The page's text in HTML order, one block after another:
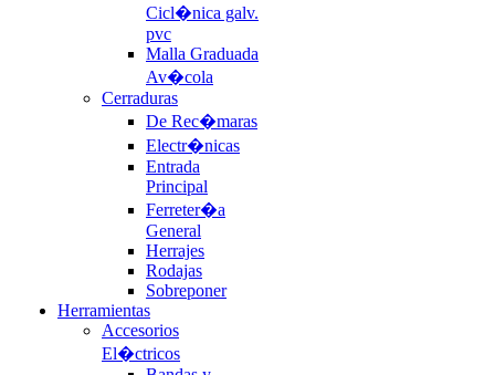
Cicl�nica galv.
pvc
Malla Graduada
Av�cola
Cerraduras
De Rec�maras
Electr�nicas
Entrada
Principal
Ferreter�a
General
Herrajes
Rodajas
Sobreponer
Herramientas
Accesorios
El�ctricos